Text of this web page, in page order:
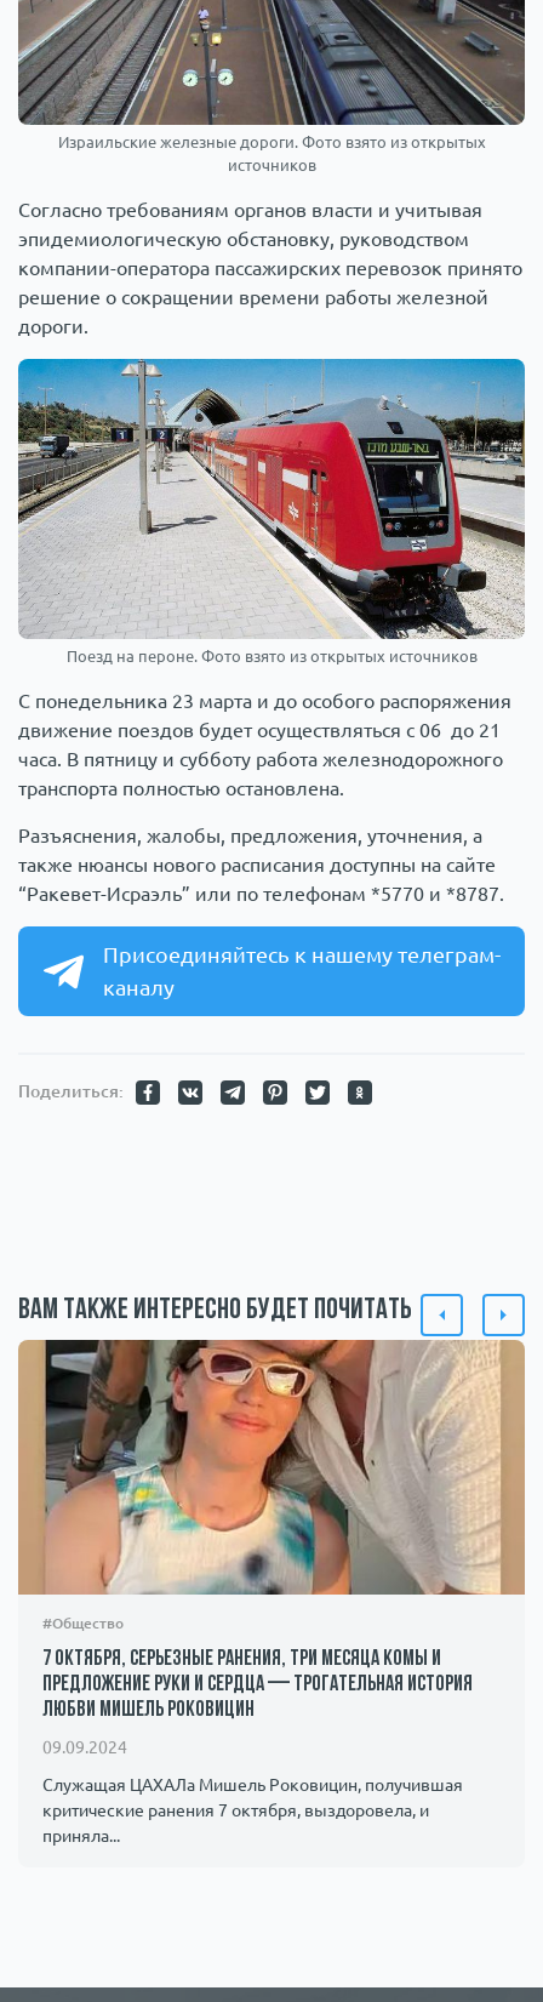
Израильские железные дороги. Фото взято из открытых
источников
Согласно требованиям органов власти и учитывая
эпидемиологическую обстановку, руководством
компании-оператора пассажирских перевозок принято
решение о сокращении времени работы железной
дороги.
Поезд на пероне. Фото взято из открытых источников
С понедельника 23 марта и до особого распоряжения
движение поездов будет осуществляться с 06 до 21
часа. В пятницу и субботу работа железнодорожного
транспорта полностью остановлена.
Разъяснения, жалобы, предложения, уточнения, а
также нюансы нового расписания доступны на сайте
“Ракевет-Исраэль” или по телефонам *5770 и *8787.
Присоединяйтесь к нашему телеграм-
каналу
Поделиться:
Вам также интересно будет почитать
#Общество
7 октября, серьезные ранения, три месяца комы и
предложение руки и сердца — трогательная история
любви Мишель Роковицин
09.09.2024
Служащая ЦАХАЛа Мишель Роковицин, получившая
критические ранения 7 октября, выздоровела, и
приняла...